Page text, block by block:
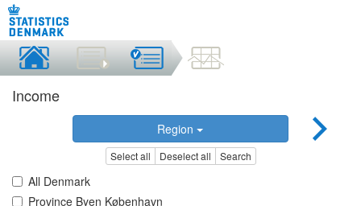
Income
Region
Select all Deselect all Search
All Denmark
Province Byen København